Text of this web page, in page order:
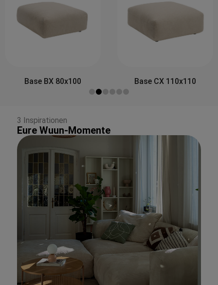
Base CX 110x110 Side&Back A 80x30
3 Inspirationen
Eure Wuun-Momente